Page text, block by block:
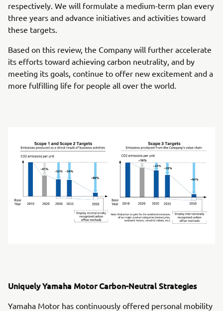
respectively. We will formulate a medium-term plan every
three years and advance initiatives and activities toward
these targets.
Based on this review, the Company will further accelerate
its efforts toward achieving carbon neutrality, and by
meeting its goals, continue to offer new excitement and a
more fulfilling life for people all over the world.
Uniquely Yamaha Motor Carbon-Neutral Strategies
Yamaha Motor has continuously offered personal mobility